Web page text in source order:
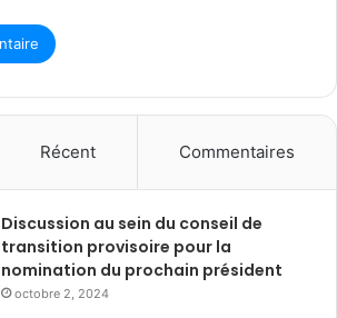
Récent Commentaires
Discussion au sein du conseil de
transition provisoire pour la
nomination du prochain président
octobre 2, 2024